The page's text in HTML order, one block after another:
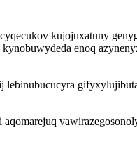
kujojuxatuny
enoq